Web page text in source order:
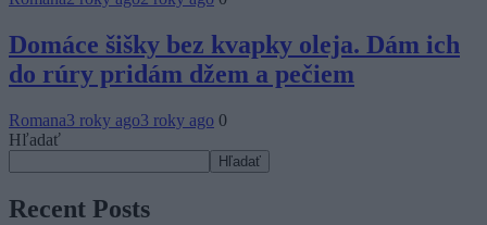
Domáce šišky bez kvapky oleja. Dám ich
do rúry pridám džem a pečiem
Romana3 roky ago3 roky ago 0
Hľadať
Hľadať
Recent Posts